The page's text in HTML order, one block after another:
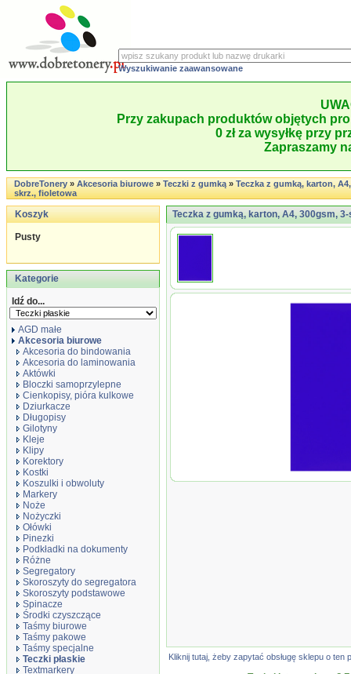
Wyszukiwanie zaawansowane
Przy zakupach produktów objętych
0 zł za wysyłkę przy
Zapraszamy
DobreTonery»Akcesoria biurowe»Teczki z gumką»Teczka z gumką, karton,
skrz., fioletowa
Koszyk
Pusty
Kategorie
Idź do...
AGD małe
Akcesoria biurowe
Akcesoria do bindowania
Akcesoria do laminowania
Aktówki
Bloczki samoprzylepne
Cienkopisy, pióra kulkowe
Dziurkacze
Długopisy
Gilotyny
Kleje
Klipy
Korektory
Kostki
Koszulki i obwoluty
Markery
Noże
Nożyczki
Ołówki
Pinezki
Podkładki na dokumenty
Różne
Segregatory
Skoroszyty do segregatora
Skoroszyty podstawowe
Spinacze
Środki czyszczące
Taśmy biurowe
Taśmy pakowe
Taśmy specjalne
Teczki płaskie
Textmarkery
Teczka z gumką, karton, A4, 300gsm,
Teczka z
Kliknij tutaj, żeby zapytać obsługę sklepu o